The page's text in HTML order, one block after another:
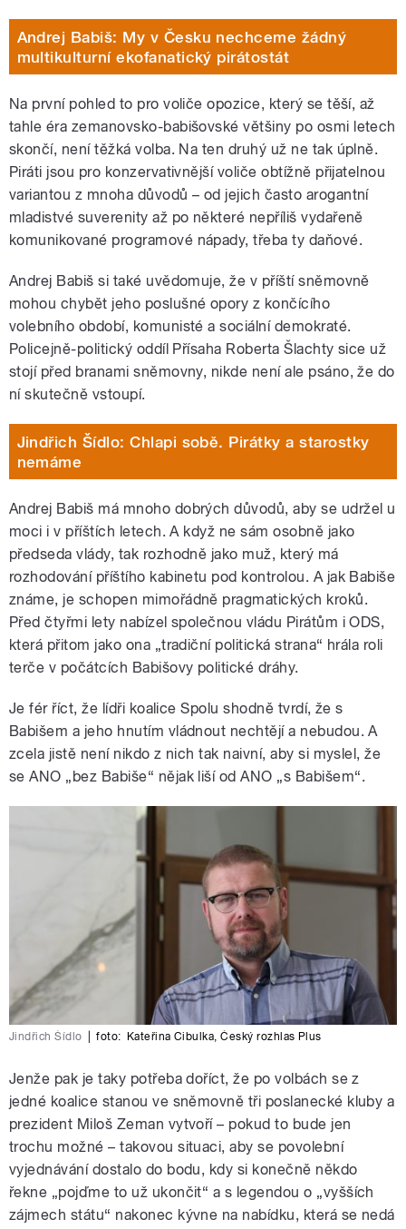
Andrej Babiš: My v Česku nechceme žádný
multikulturní ekofanatický pirátostát
Na první pohled to pro voliče opozice, který se těší, až
tahle éra zemanovsko-babišovské většiny po osmi letech
skončí, není těžká volba. Na ten druhý už ne tak úplně.
Piráti jsou pro konzervativnější voliče obtížně přijatelnou
variantou z mnoha důvodů – od jejich často arogantní
mladistvé suverenity až po některé nepříliš vydařeně
komunikované programové nápady, třeba ty daňové.
Andrej Babiš si také uvědomuje, že v příští sněmovně
mohou chybět jeho poslušné opory z končícího
volebního období, komunisté a sociální demokraté.
Policejně-politický oddíl Přísaha Roberta Šlachty sice už
stojí před branami sněmovny, nikde není ale psáno, že do
ní skutečně vstoupí.
Jindřich Šídlo: Chlapi sobě. Pirátky a starostky
nemáme
Andrej Babiš má mnoho dobrých důvodů, aby se udržel u
moci i v příštích letech. A když ne sám osobně jako
předseda vlády, tak rozhodně jako muž, který má
rozhodování příštího kabinetu pod kontrolou. A jak Babiše
známe, je schopen mimořádně pragmatických kroků.
Před čtyřmi lety nabízel společnou vládu Pirátům i ODS,
která přitom jako ona „tradiční politická strana“ hrála roli
terče v počátcích Babišovy politické dráhy.
Je fér říct, že lídři koalice Spolu shodně tvrdí, že s
Babišem a jeho hnutím vládnout nechtějí a nebudou. A
zcela jistě není nikdo z nich tak naivní, aby si myslel, že
se ANO „bez Babiše“ nějak liší od ANO „s Babišem“.
Jindřich Šídlo foto: Kateřina Cibulka,Český rozhlas Plus
Jenže pak je taky potřeba doříct, že po volbách se z
jedné koalice stanou ve sněmovně tři poslanecké kluby a
prezident Miloš Zeman vytvoří – pokud to bude jen
trochu možné – takovou situaci, aby se povolební
vyjednávání dostalo do bodu, kdy si konečně někdo
řekne „pojďme to už ukončit“ a s legendou o „vyšších
zájmech státu“ nakonec kývne na nabídku, která se nedá